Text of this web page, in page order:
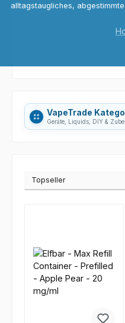
alltagstaugliches,
VapeTrade
Geräte, Liquids, DIY &